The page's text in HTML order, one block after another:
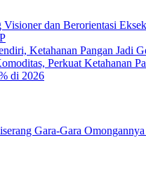
dan Berorientasi
Ketahanan Pangan Jadi
Perkuat Ketahanan
di 2026
Gara-Gara